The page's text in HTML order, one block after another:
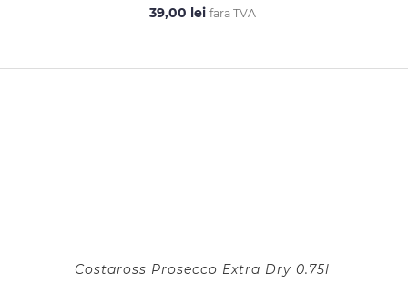
39,00 lei fara TVA
Costaross Prosecco Extra Dry 0.75l